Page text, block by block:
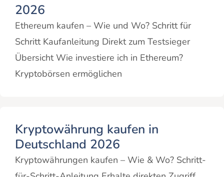
2026
Ethereum kaufen – Wie und Wo? Schritt für
Schritt Kaufanleitung Direkt zum Testsieger
Übersicht Wie investiere ich in Ethereum?
Kryptobörsen ermöglichen
Kryptowährung kaufen in
Deutschland 2026
Kryptowährungen kaufen – Wie & Wo? Schritt-